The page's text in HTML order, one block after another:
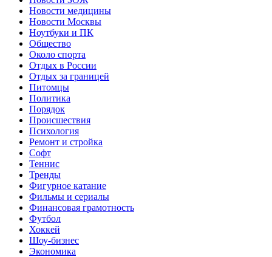
Новости медицины
Новости Москвы
Ноутбуки и ПК
Общество
Около спорта
Отдых в России
Отдых за границей
Питомцы
Политика
Порядок
Происшествия
Психология
Ремонт и стройка
Софт
Теннис
Тренды
Фигурное катание
Фильмы и сериалы
Финансовая грамотность
Футбол
Хоккей
Шоу-бизнес
Экономика